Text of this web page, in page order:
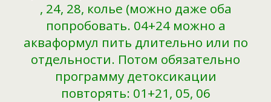
, 24, 28, колье (можно даже оба
попробовать. 04+24 можно а
акваформул пить длительно или по
отдельности. Потом обязательно
программу детоксикации
повторять: 01+21, 05, 06